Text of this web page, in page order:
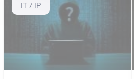
IT / IP